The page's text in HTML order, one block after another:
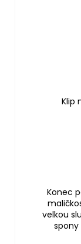
Klip
Konec
velkou